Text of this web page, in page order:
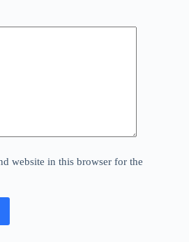
website in this browser for the